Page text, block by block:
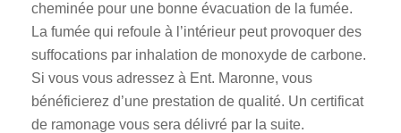
cheminée pour une bonne évacuation de la fumée.
La fumée qui refoule à l’intérieur peut provoquer des
suffocations par inhalation de monoxyde de carbone.
Si vous vous adressez à Ent. Maronne, vous
bénéficierez d’une prestation de qualité. Un certificat
de ramonage vous sera délivré par la suite.